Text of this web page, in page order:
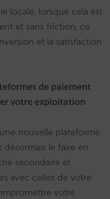
locale, lorsque cela est
et sans friction, ce
et la satisfaction
de paiement
votre exploitation
nouvelle plateforme
le faire en
secondaire et
avec celles de votre
votre